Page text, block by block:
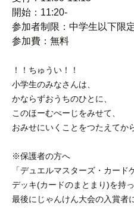
開始：11:20-
参加者制限：中学生以下限
参加費：無料
！！ちゅうい！！
小学生のみなさんは、
かならずおうちのひとに、
このほーむぺーじをみせて、
おみせにいくことをつたえてか
※保護者の方へ
「デュエルマスターズ・カー
デッキ(カードのまとまり)を持
最後にじゃんけん大会の入賞者